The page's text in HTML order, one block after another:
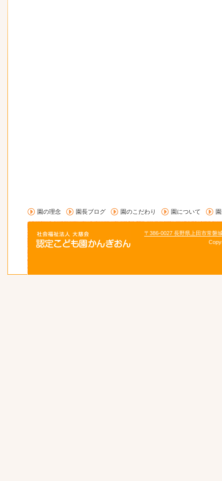
園の理念 園長ブログ 園のこだわり 園について
〒386-0027 長野県上田市常磐